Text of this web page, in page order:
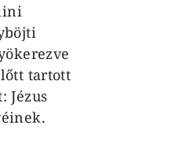
tartott
Jézus